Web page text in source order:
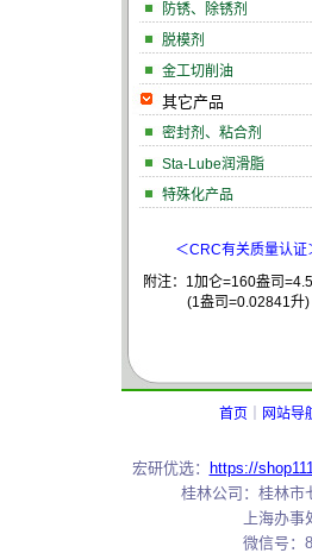
防锈、除锈剂
脱模剂
金工切削油
其它产品
密封剂、粘合剂
Sta-Lube润滑脂
特殊化产品
＜CRC有关质量认证
附注：1加仑=160盎司
(1盎司=0.02841升)
首页 网站导
宏研优选：
https://
桂林公司：桂林
上海办
微信号：